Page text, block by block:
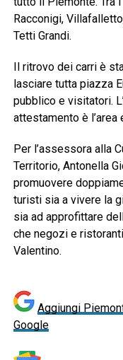
Racconigi,
Tetti Grandi.
Il ritrovo dei carri è
lasciare tutta piazza
pubblico e visitatori.
attestamento è l’area
Per l’assessora alla
Territorio, Antonella
promuovere
turisti sia a vivere la
sia ad approfittare
che negozi e
Valentino.
Aggiungi
Google